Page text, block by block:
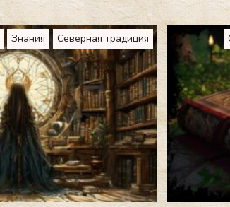
Знания Северная традиция